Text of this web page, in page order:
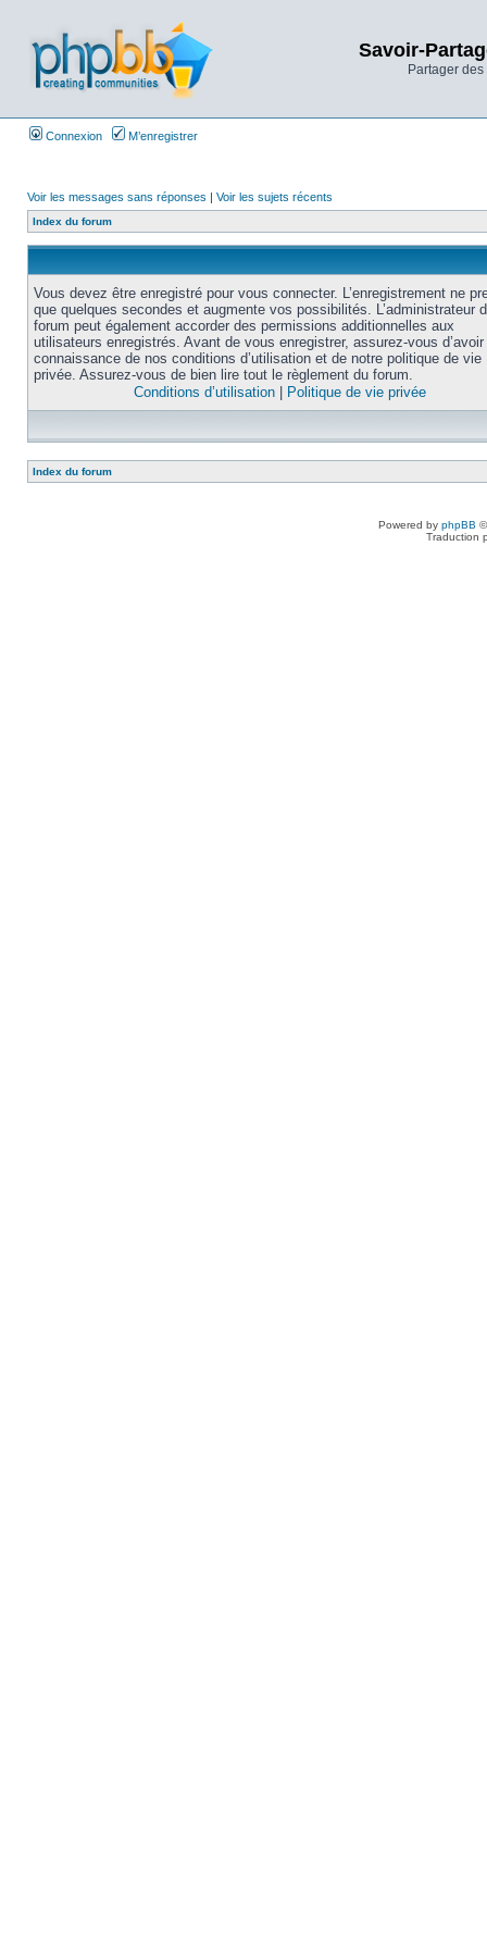
Savoir-
Partager
Connexion M’enregistrer
Voir les messages sans réponses | Voir les sujets récents
Index du forum
Vous devez être enregistré pour vous connecter. L’enregistrement ne
que quelques secondes et augmente vos possibilités. L’administrateur
forum peut également accorder des permissions additionnelles aux
utilisateurs enregistrés. Avant de vous enregistrer, assurez-vous
connaissance de nos conditions d’utilisation et de notre politique de vie
privée. Assurez-vous de bien lire tout le règlement du forum.
Conditions d’utilisation
Politique de vie privée
Index du forum
Powered by phpBB
Traduction